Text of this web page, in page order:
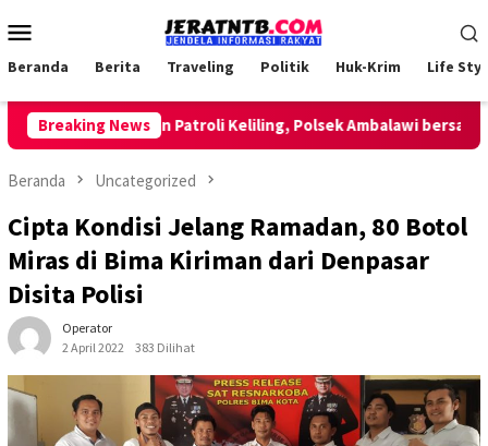
ke
Mobile
Beranda Berita Traveling Politik Huk-Krim Life
Breaking News
Lakukan Patroli Keliling, Polsek Ambalawi bersama TNI
Beranda Uncategorized
Cipta Kondisi Jelang Ramadan, 80 Botol
Miras di Bima Kiriman dari Denpasar
Disita Polisi
Operator
2 April 2022
383 Dilihat